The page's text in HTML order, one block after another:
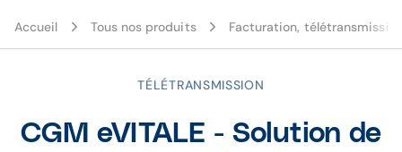
Accueil Tous nos produits Facturation,
TÉLÉTRANSMISSION
CGM eVITALE - Solution de